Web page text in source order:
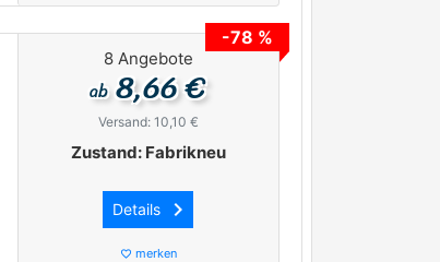
-78 %
8 Angebote
ab8,66 €
Versand: 10,10 €
Zustand: Fabrikneu
Details keyboard_arrow_right
favorite_border merken